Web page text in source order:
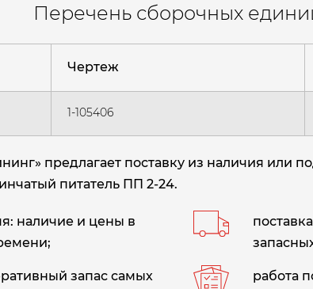
Перечень сборочных
Чертеж
1-105406
предлагает поставку из наличия или
питатель ПП 2-24.
наличие и цены в
запас самых
работа